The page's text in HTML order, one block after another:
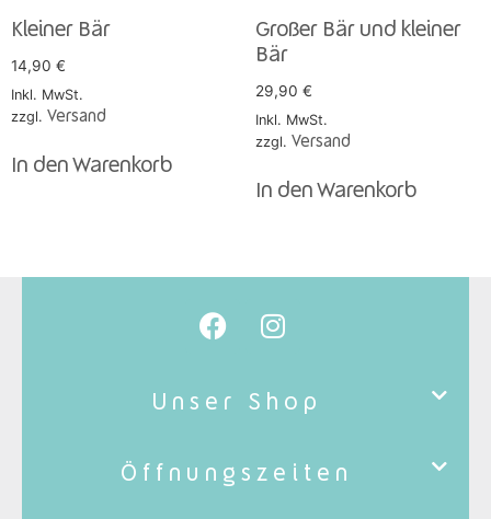
Kleiner Bär
14,90 €
Inkl. MwSt.
zzgl. Versand
In den Warenkorb
Großer Bär und kleiner
Bär
29,90 €
Inkl. MwSt.
zzgl. Versand
In den Warenkorb
Unser Shop
Öffnungszeiten